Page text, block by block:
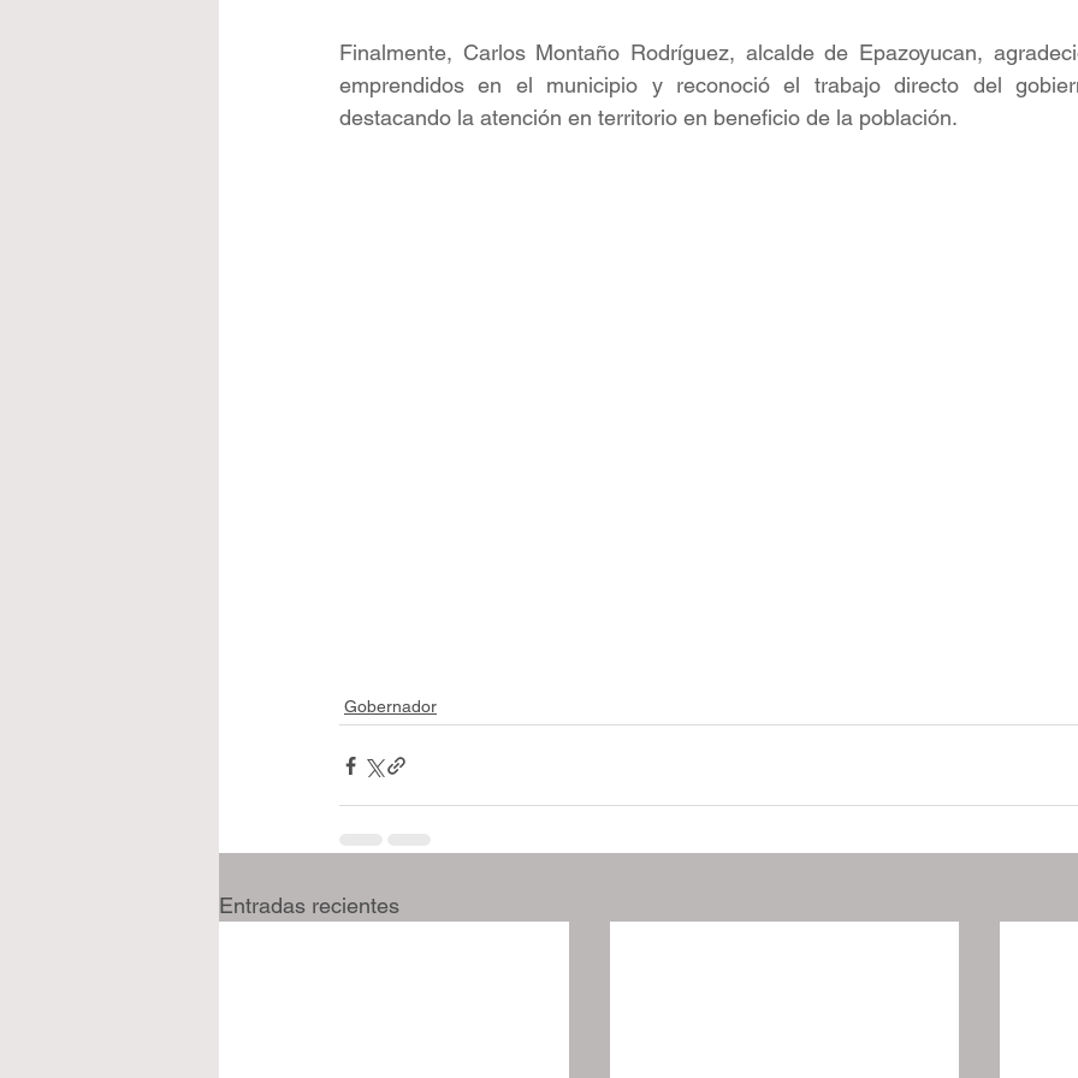
Finalmente, Carlos Montaño Rodríguez, alcalde de Epazoyucan,
emprendidos en el municipio y reconoció el trabajo directo del
destacando la atención en territorio en beneficio de la población.
Gobernador
Entradas recientes